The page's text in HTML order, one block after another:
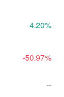
4.20%
-50.97%
--